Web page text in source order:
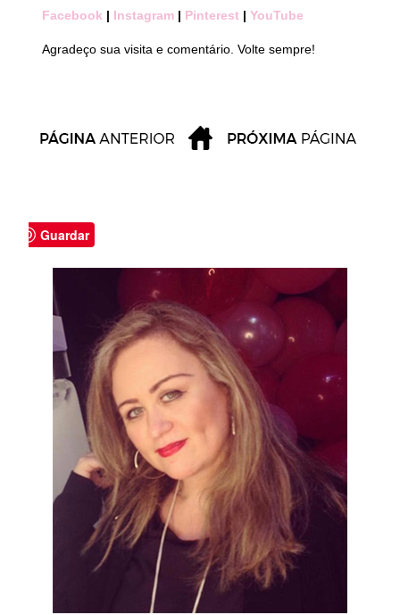
Facebook | Instagram | Pinterest | YouTube
Agradeço sua visita e comentário. Volte sempre!
Guardar